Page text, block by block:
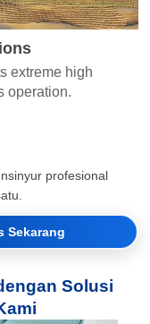
extreme high
operation.
profesional
Sekarang
Solusi